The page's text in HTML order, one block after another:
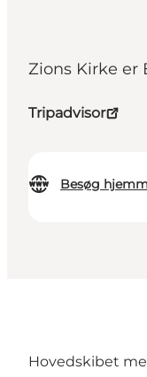
Zions Kirke er
Tripadvisor
Besøg
Hovedskibet